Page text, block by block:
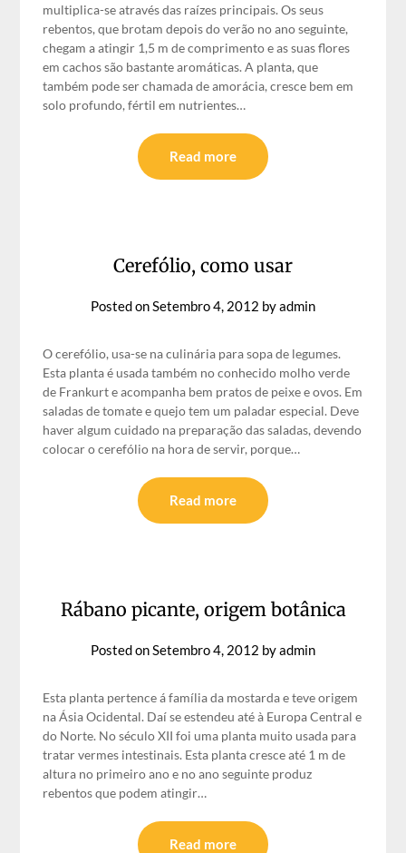
multiplica-se através das raízes principais. Os seus
rebentos, que brotam depois do verão no ano seguinte,
chegam a atingir 1,5 m de comprimento e as suas flores
em cachos são bastante aromáticas. A planta, que
também pode ser chamada de amorácia, cresce bem em
solo profundo, fértil em nutrientes…
Read more
Cerefólio, como usar
Posted onSetembro 4, 2012 byadmin
O cerefólio, usa-se na culinária para sopa de legumes.
Esta planta é usada também no conhecido molho verde
de Frankurt e acompanha bem pratos de peixe e ovos. Em
saladas de tomate e quejo tem um paladar especial. Deve
haver algum cuidado na preparação das saladas, devendo
colocar o cerefólio na hora de servir, porque…
Read more
Rábano picante, origem botânica
Posted onSetembro 4, 2012 byadmin
Esta planta pertence á família da mostarda e teve origem
na Ásia Ocidental. Daí se estendeu até à Europa Central e
do Norte. No século XII foi uma planta muito usada para
tratar vermes intestinais. Esta planta cresce até 1 m de
altura no primeiro ano e no ano seguinte produz
rebentos que podem atingir…
Read more